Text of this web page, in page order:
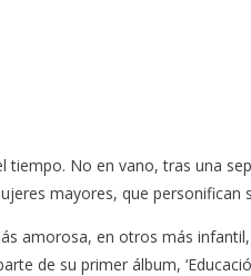
No en vano, tras una
mayores, que personifican
amorosa, en otros más
de su primer álbum,